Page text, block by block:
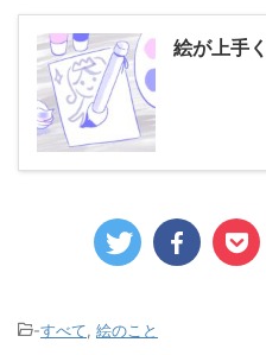
絵が上手
-すべて 絵のこと